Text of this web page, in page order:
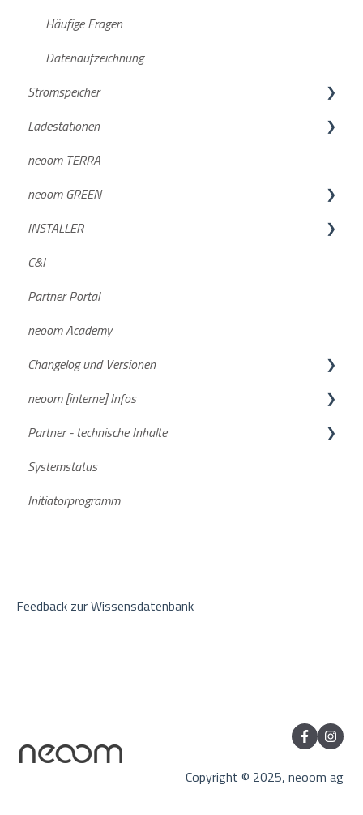
Häufige Fragen
Datenaufzeichnung
Stromspeicher
KJUUBE NEA / Solax
Batterien
Wechselrichter
BLOKK
Häufige Fragen
Dokumente/Unterlagen
NEEO
STAAK und STAAK Eco
Allgemein
Smartmeter
Ladestationen
BOXX & BOOGIE
Compleo SOLO N & SOLO N+
Häufige Fragen
Charger PRO neoom edition
neoom TERRA
neoom GREEN
GREEN DE
GREEN AT
INSTALLER
Geräteintegration
C&I
Partner Portal
neoom Academy
Changelog und Versionen
BEAAM Software
neoom App
Aktuelle Software Versionen
neoom [interne] Infos
FAQs
Partner - technische Inhalte
Stromspeicher
Systemstatus
Initiatorprogramm
Feedback zur Wissensdatenbank
Copyright © 2025, neoom ag